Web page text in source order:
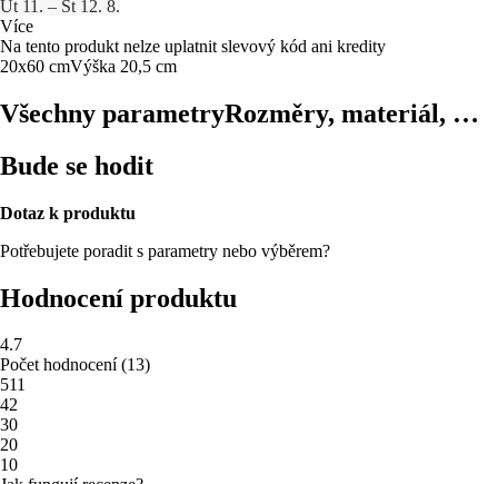
Út 11. – St 12. 8.
Více
Na tento produkt nelze uplatnit slevový kód ani kredity
20x60 cmVýška 20,5 cm
Všechny parametryRozměry, materiál, …
Bude se hodit
Dotaz k produktu
Potřebujete poradit s parametry nebo výběrem?
Hodnocení produktu
4.7
Počet hodnocení(13)
511
42
30
20
10